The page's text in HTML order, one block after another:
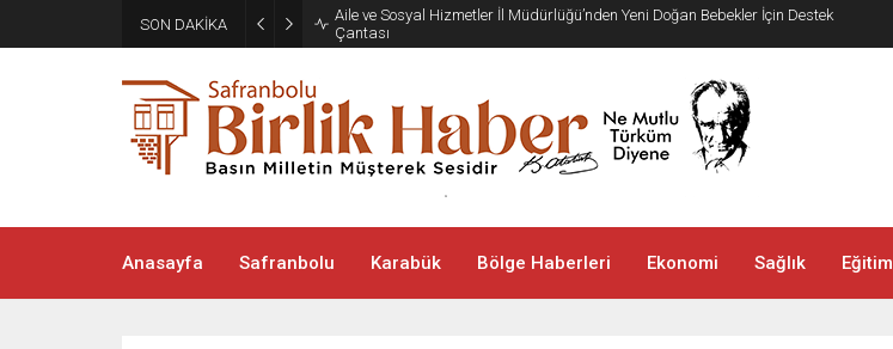
SON DAKİKA
Aile ve Sosyal Hizmetler İl Müdürlüğü’nden Yeni Doğan Bebekler İçin Destek
Çantası
Anasayfa Safranbolu Karabük Bölge Haberleri Ekonomi Sağlık Eğitim